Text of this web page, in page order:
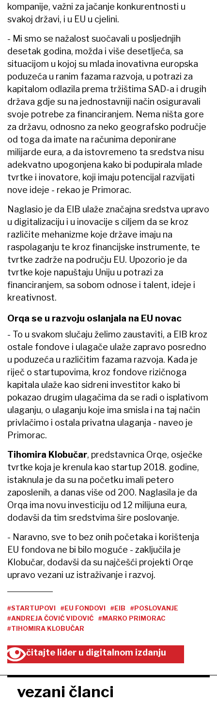
kompanije, važni za jačanje konkurentnosti u
svakoj državi, i u EU u cjelini.
- Mi smo se nažalost suočavali u posljednjih
desetak godina, možda i više desetljeća, sa
situacijom u kojoj su mlada inovativna europska
poduzeća u ranim fazama razvoja, u potrazi za
kapitalom odlazila prema tržištima SAD-a i drugih
država gdje su na jednostavniji način osiguravali
svoje potrebe za financiranjem. Nema ništa gore
za državu, odnosno za neko geografsko područje
od toga da imate na računima deponirane
milijarde eura, a da istovremeno ta sredstva nisu
adekvatno upogonjena kako bi podupirala mlade
tvrtke i inovatore, koji imaju potencijal razvijati
nove ideje - rekao je Primorac.
Naglasio je da EIB ulaže značajna sredstva upravo
u digitalizaciju i u inovacije s ciljem da se kroz
različite mehanizme koje države imaju na
raspolaganju te kroz financijske instrumente, te
tvrtke zadrže na području EU. Upozorio je da
tvrtke koje napuštaju Uniju u potrazi za
financiranjem, sa sobom odnose i talent, ideje i
kreativnost.
Orqa se u razvoju oslanjala na EU novac
- To u svakom slučaju želimo zaustaviti, a EIB kroz
ostale fondove i ulagače ulaže zapravo posredno
u poduzeća u različitim fazama razvoja. Kada je
riječ o startupovima, kroz fondove rizičnoga
kapitala ulaže kao sidreni investitor kako bi
pokazao drugim ulagačima da se radi o isplativom
ulaganju, o ulaganju koje ima smisla i na taj način
privlačimo i ostala privatna ulaganja - naveo je
Primorac.
Tihomira Klobučar, predstavnica Orqe, osječke
tvrtke koja je krenula kao startup 2018. godine,
istaknula je da su na početku imali petero
zaposlenih, a danas više od 200. Naglasila je da
Orqa ima novu investiciju od 12 milijuna eura,
dodavši da tim sredstvima šire poslovanje.
- Naravno, sve to bez onih početaka i korištenja
EU fondova ne bi bilo moguće - zaključila je
Klobučar, dodavši da su najčešći projekti Orqe
upravo vezani uz istraživanje i razvoj.
#STARTUPOVI #EU FONDOVI #EIB
#POSLOVANJE
#ANDREJA ČOVIĆ VIDOVIĆ
#MARKO PRIMORAC
#TIHOMIRA KLOBUČAR
čitajte lider u digitalnom izdanju
vezani članci